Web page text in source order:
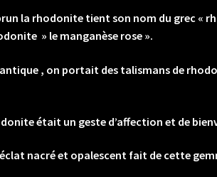
la rhodonite tient son nom du grec «
» le manganèse rose ».
antique , on portait des talismans de
était un geste d’affection et de
nacré et opalescent fait de cette